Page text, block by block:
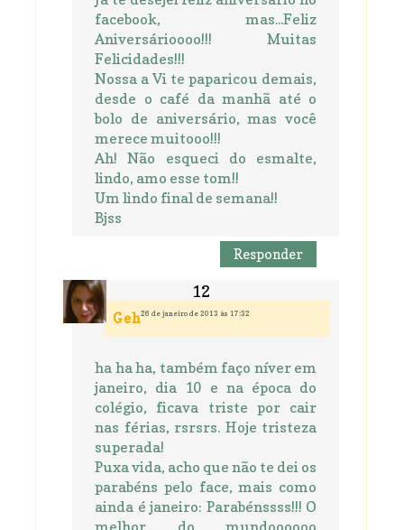
facebook, mas...Feliz
Aniversárioooo!!! Muitas
Felicidades!!!
Nossa a Vi te paparicou demais,
desde o café da manhã até o
bolo de aniversário, mas você
merece muitooo!!!
Ah! Não esqueci do esmalte,
lindo, amo esse tom!!
Um lindo final de semana!!
Bjss
Responder
Geh26 de janeiro de 2013 às 17:32
ha ha ha, também faço níver em
janeiro, dia 10 e na época do
colégio, ficava triste por cair
nas férias, rsrsrs. Hoje tristeza
superada!
Puxa vida, acho que não te dei os
parabéns pelo face, mais como
ainda é janeiro: Parabénssss!!! O
melhor do mundoooooo